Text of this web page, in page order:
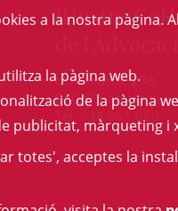
Il·lustre
c/ Mallorca, 283
08037 Barcelona
Tel. 934 961 880
a la nostra
la pàgina web.
de la pàgina
publicitat, màrqueting i
totes', acceptes la